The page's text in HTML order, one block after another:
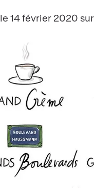
14 février 2020